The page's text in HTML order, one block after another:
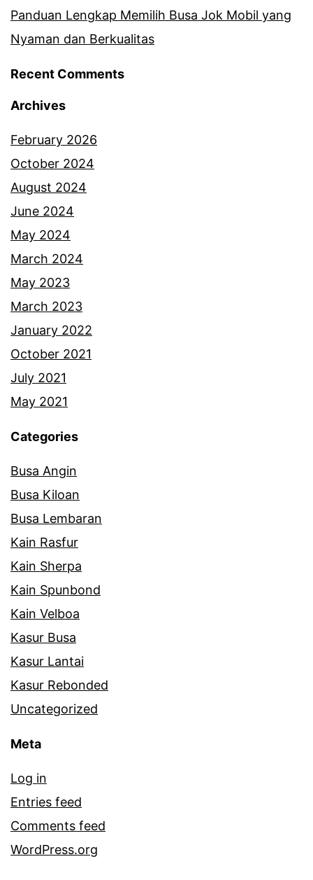
Panduan Lengkap Memilih Busa Jok Mobil yang
Nyaman dan Berkualitas
Recent Comments
Archives
February 2026
October 2024
August 2024
June 2024
May 2024
March 2024
May 2023
March 2023
January 2022
October 2021
July 2021
May 2021
Categories
Busa Angin
Busa Kiloan
Busa Lembaran
Kain Rasfur
Kain Sherpa
Kain Spunbond
Kain Velboa
Kasur Busa
Kasur Lantai
Kasur Rebonded
Uncategorized
Meta
Log in
Entries feed
Comments feed
WordPress.org